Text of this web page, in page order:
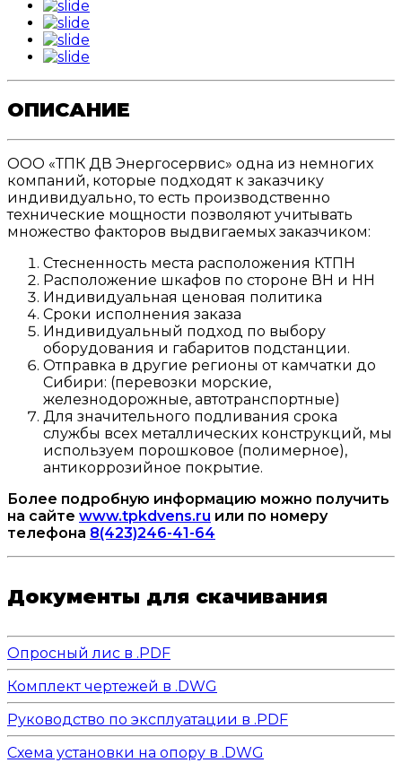
ОПИСАНИЕ
ООО «ТПК ДВ Энергосервис» одна из немногих
компаний, которые подходят к заказчику
индивидуально, то есть производственно
технические мощности позволяют учитывать
множество факторов выдвигаемых заказчиком:
Стесненность места расположения КТПН
Расположение шкафов по стороне ВН и НН
Индивидуальная ценовая политика
Сроки исполнения заказа
Индивидуальный подход по выбору
оборудования и габаритов подстанции.
Отправка в другие регионы от камчатки до
Сибири: (перевозки морские,
железнодорожные, автотранспортные)
Для значительного подливания срока
службы всех металлических конструкций, мы
используем порошковое (полимерное),
антикоррозийное покрытие.
Более подробную информацию можно получить
на сайте www.tpkdvens.ru или по номеру
телефона 8(423)246-41-64
Документы для скачивания
Опросный лис в .PDF
Комплект чертежей в .DWG
Руководство по эксплуатации в .PDF
Схема установки на опору в .DWG